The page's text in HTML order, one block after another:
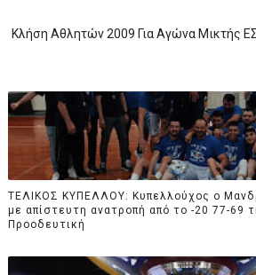
Κλήση Αθλητών 2009 Για Αγώνα Μικτής
TEΛΙΚΟΣ ΚΥΠΕΛΛΟΥ: Κυπελλούχος ο
με απίστευτη ανατροπή από το -20 77-69
Προοδευτική